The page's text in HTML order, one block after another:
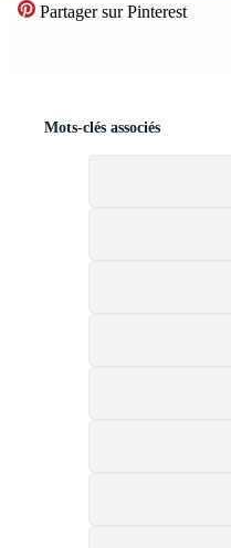
Partager sur Pinterest
Mots-clés associés